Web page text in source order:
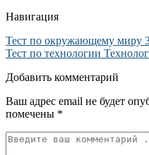
Навигация
Тест по окружающему миру
Тест по технологии
Добавить комментарий
Ваш адрес email не будет
помечены *